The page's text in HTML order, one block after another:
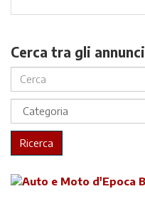
Cerca tra gli annunci
Ricerca